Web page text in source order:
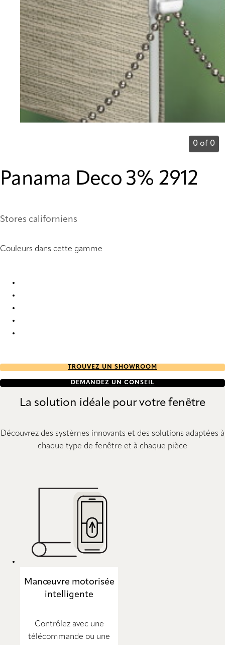
0 of 0
Panama Deco 3% 2912
Stores californiens
Couleurs dans cette gamme
TROUVEZ UN SHOWROOM
DEMANDEZ UN CONSEIL
La solution idéale pour votre fenêtre
Découvrez des systèmes innovants et des solutions adaptées à
chaque type de fenêtre et à chaque pièce
Manœuvre motorisée
intelligente
Contrôlez avec une
télécommande ou une